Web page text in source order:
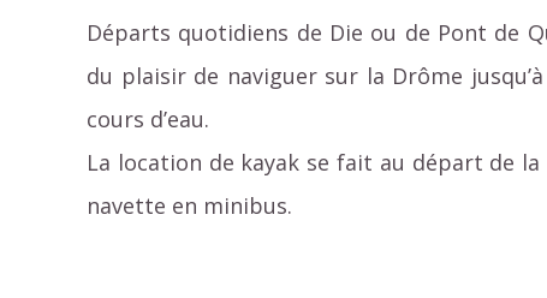
Départs quotidiens de Die ou de Pont de
du plaisir de naviguer sur la Drôme
cours d’eau.
La location de kayak se fait au départ de
navette en minibus.